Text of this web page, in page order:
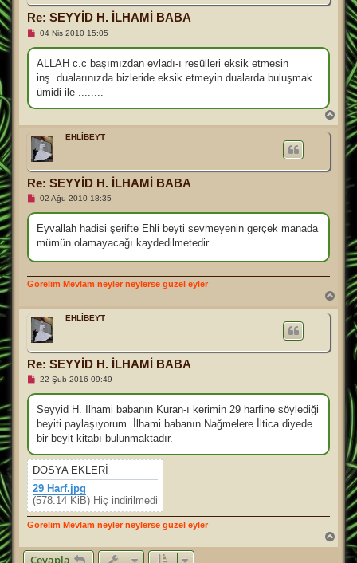
Re: SEYYİD H. İLHAMİ BABA
O
u
n
a
m
ş
e
s
a
j
04 Nis 2010 15:05
ALLAH c.c başımızdan evladı-ı resülleri eksik etmesin
inş..dualarınızda bizleride eksik etmeyin dualarda buluşmak
ümidi ile ........
a
EHLİBEYT
Re: SEYYİD H. İLHAMİ BABA
O
u
n
a
ı
m
a
j
02 Ağu 2010 18:35
Eyvallah hadisi şerifte Ehli beyti sevmeyenin gerçek manada
mümün olamayacağı kaydedilmetedir.
Görelim Mevlam neyler neylerse güzel eyler
EHLİBEYT
Re: SEYYİD H. İLHAMİ BABA
O
u
n
a
m
ş
m
e
s
a
j
22 Şub 2016 09:49
Seyyid H. İlhami babanın Kuran-ı kerimin 29 harfine söylediği
beyiti paylaşıyorum. İlhami babanın Nağmelere İltica diyede
bir beyit kitabı bulunmaktadır.
DOSYA EKLERI
29 Harf.jpg
(578.14 KiB) Hiç indirilmedi
Görelim Mevlam neyler neylerse güzel eyler
a
Cevapla